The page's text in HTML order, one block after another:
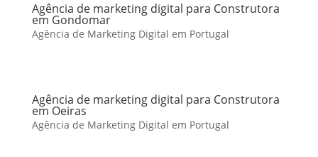
Agência de marketing digital para Construtora
em Gondomar
Agência de Marketing Digital em Portugal
Agência de marketing digital para Construtora
em Oeiras
Agência de Marketing Digital em Portugal